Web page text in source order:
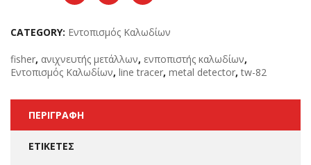
CATEGORY: Εντοπισμός Καλωδίων
fisher, ανιχνευτής μετάλλων, ενποπιστής καλωδίων,
Εντοπισμός Καλωδίων, line tracer, metal detector,tw-82
ΠΕΡΙΓΡΑΦΉ
ΕΤΙΚΈΤΕΣ